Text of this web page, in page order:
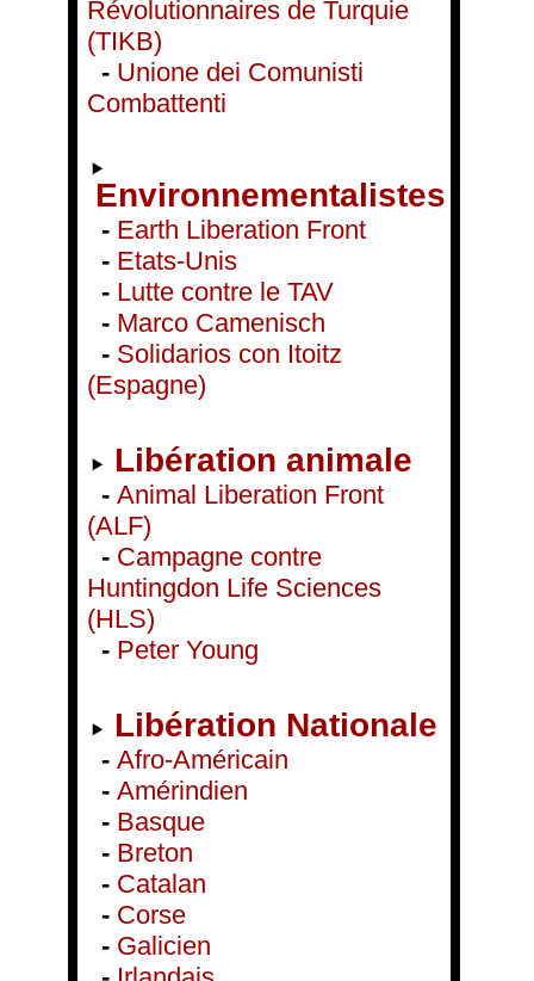
Révolutionnaires de Turquie
(TIKB)
- Unione dei Comunisti
Combattenti
Environnementalistes
- Earth Liberation Front
- Etats-Unis
- Lutte contre le TAV
- Marco Camenisch
- Solidarios con Itoitz
(Espagne)
Libération animale
- Animal Liberation Front
(ALF)
- Campagne contre
Huntingdon Life Sciences
(HLS)
- Peter Young
Libération Nationale
- Afro-Américain
- Amérindien
- Basque
- Breton
- Catalan
- Corse
- Galicien